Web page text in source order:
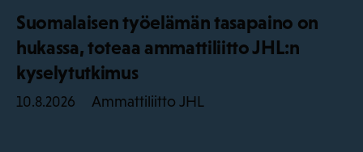
Suomalaisen työelämän tasapaino on
hukassa, toteaa ammattiliitto JHL:n
kyselytutkimus
10.8.2026 Ammattiliitto JHL